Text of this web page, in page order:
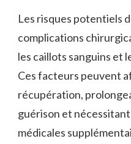
Les risques potentiels
complications
les caillots sanguins et
Ces facteurs peuvent
récupération,
guérison et
médicales